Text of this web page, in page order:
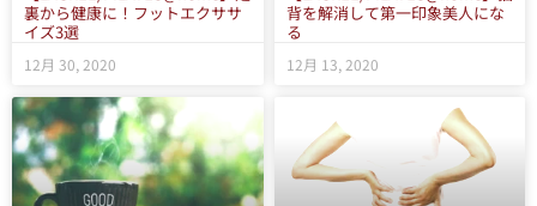
裏から健康に！フットエクササ
イズ3選
12月 30, 2020
背を解消して第一印象美人にな
る
12月 13, 2020